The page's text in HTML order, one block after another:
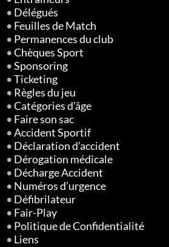
• Délégués
• Feuilles de Match
• Permanences du club
•Chèques Sport
•Sponsoring
•Ticketing
• Règles du jeu
•Catégories d’âge
• Faire son sac
•Accident Sportif
• Déclaration d’accident
• Dérogation médicale
• Décharge Accident
• Numéros d’urgence
• Défibrilateur
• Fair-Play
• Politique de Confidentialité
• Liens